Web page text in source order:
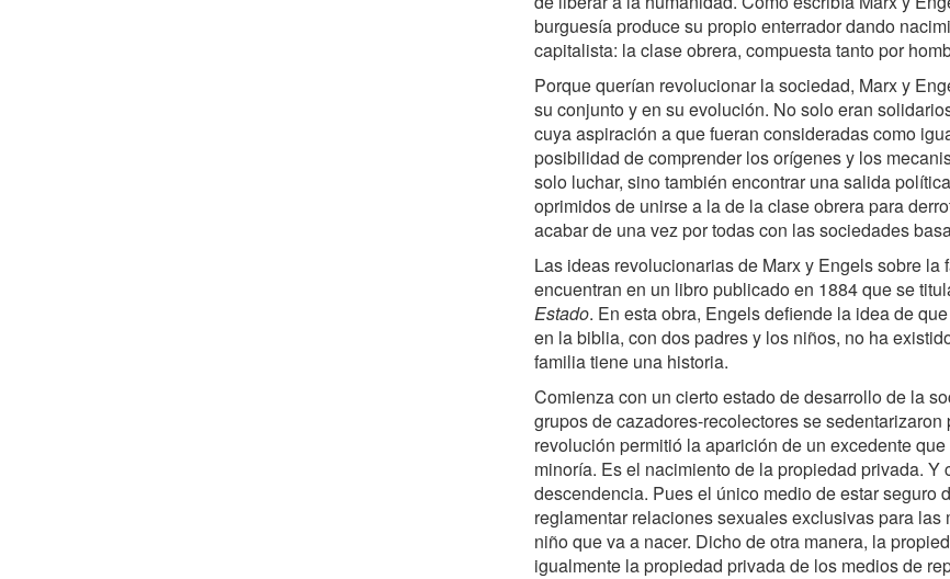
burguesía produce su propio enterrador dando
capitalista: la clase obrera, compuesta tanto por
Porque querían revolucionar la sociedad, Marx y
su conjunto y en su evolución. No solo eran
cuya aspiración a que fueran consideradas como
posibilidad de comprender los orígenes y los
solo luchar, sino también encontrar una salida
oprimidos de unirse a la de la clase obrera para
acabar de una vez por todas con las sociedades
Las ideas revolucionarias de Marx y Engels sobre
encuentran en un libro publicado en 1884 que se
Estado. En esta obra, Engels defiende la idea de
en la biblia, con dos padres y los niños, no ha
familia tiene una historia.
Comienza con un cierto estado de desarrollo de la
grupos de cazadores-recolectores se
revolución permitió la aparición de un excedente
minoría. Es el nacimiento de la propiedad privada.
descendencia. Pues el único medio de estar seguro
reglamentar relaciones sexuales exclusivas para
niño que va a nacer. Dicho de otra manera, la
igualmente la propiedad privada de los medios de